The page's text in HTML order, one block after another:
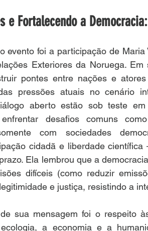
e Fortalecendo a
evento foi a participação de
Exteriores da Noruega.
pontes entre nações e
pressões atuais no cenário
aberto estão sob teste
desafios comuns
com sociedades
cidadã e liberdade
Ela lembrou que a
difíceis (como reduzir
e justiça, resistindo a
sua mensagem foi o respeito
a economia e a